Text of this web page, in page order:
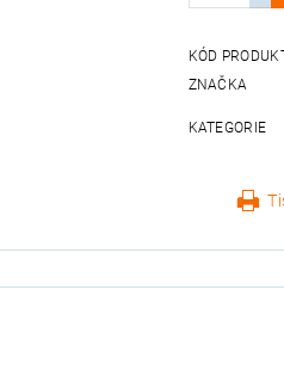
KÓD
ZNAČKA
KATEGORIE